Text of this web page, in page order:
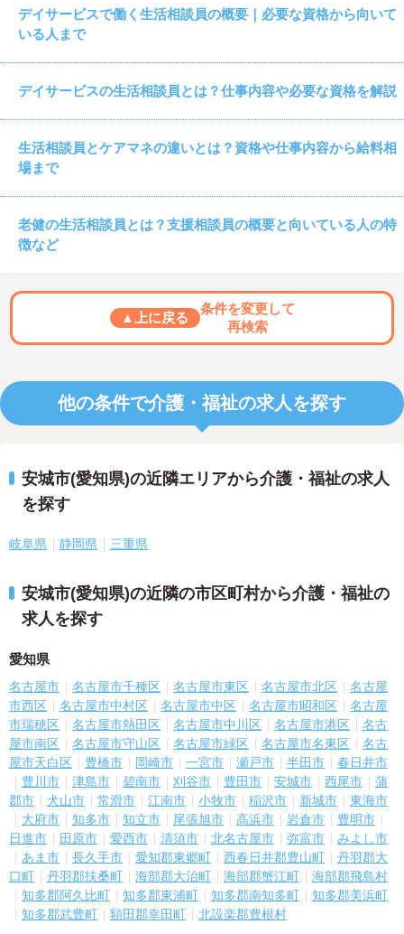
デイサービスで働く生活相談員の概要｜必要な資格から向いて
いる人まで
デイサービスの生活相談員とは？仕事内容や必要な資格を解説
生活相談員とケアマネの違いとは？資格や仕事内容から給料相
場まで
老健の生活相談員とは？支援相談員の概要と向いている人の特
徴など
▲上に戻る
条件を変更して
再検索
他の条件で介護・福祉の求人を探す
安城市(愛知県)の近隣エリアから介護・福祉の求人
を探す
岐阜県 静岡県 三重県
安城市(愛知県)の近隣の市区町村から介護・福祉の
求人を探す
愛知県
名古屋市 名古屋市千種区 名古屋市東区 名古屋市北区
名古屋
市西区
名古屋市中村区 名古屋市中区 名古屋市昭和区
名古屋
市瑞穂区
名古屋市熱田区 名古屋市中川区 名古屋市港区
名古
屋市南区
名古屋市守山区 名古屋市緑区 名古屋市名東区
名古
屋市天白区
豊橋市 岡崎市 一宮市 瀬戸市 半田市
春日井市
豊川市
津島市 碧南市 刈谷市 豊田市 安城市 西尾市
蒲
郡市
犬山市 常滑市 江南市 小牧市 稲沢市 新城市
東海市
大府市
知多市 知立市 尾張旭市 高浜市 岩倉市
豊明市
日進市
田原市 愛西市 清須市 北名古屋市 弥富市
みよし市
あま市
長久手市 愛知郡東郷町 西春日井郡豊山町
丹羽郡大
口町
丹羽郡扶桑町 海部郡大治町 海部郡蟹江町
海部郡飛島村
知多郡阿久比町
知多郡東浦町 知多郡南知多町
知多郡美浜町
知多郡武豊町
額田郡幸田町 北設楽郡豊根村